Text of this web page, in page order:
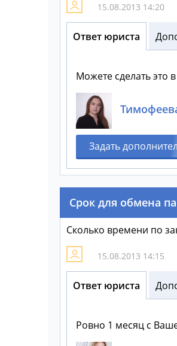
15.08.2013 14:20
Ответ юриста
Можете сделать это
Задать
Срок для обмена
Сколько времени по
15.08.2013 14:15
Ответ юриста
Ровно 1 месяц с